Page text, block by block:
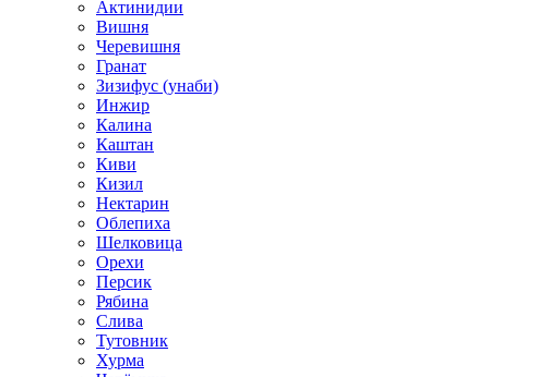
Актинидии
Вишня
Черевишня
Гранат
Зизифус (унаби)
Инжир
Калина
Каштан
Киви
Кизил
Нектарин
Облепиха
Шелковица
Орехи
Персик
Рябина
Слива
Тутовник
Хурма